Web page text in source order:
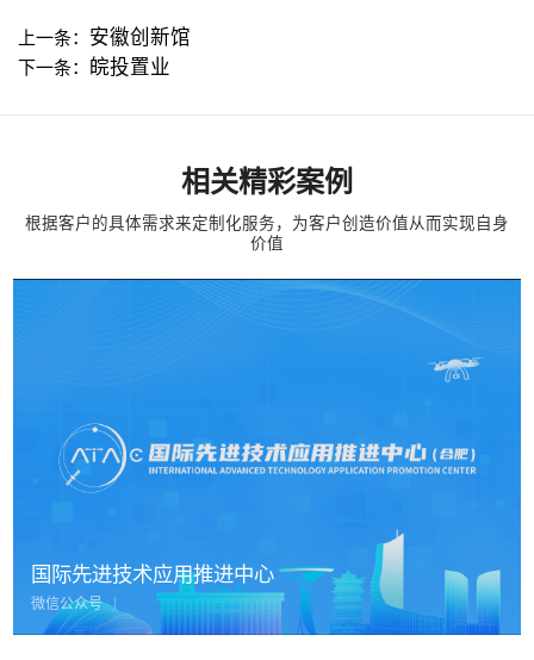
上一条： 安徽创新馆
下一条： 皖投置业
相关精彩案例
根据客户的具体需求来定制化服务，为客户创造价值从而实现自身
价值
国际先进技术应用推进中心
微信公众号